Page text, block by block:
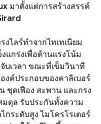
มาตั้งแต่การสร้างสรรค์
ไลร์ทำจากไทเทเนียม
แกร่งเพื่อต้านแรงโน้ม
บเวลา ขณะที่เข็มวินาที
งค์ประกอบของคาลิเบอร์
ชุดเฟือง สะพาน และกรง
ดุล รับประกันทั้งความ
ระดับสูง ไมโครโรเตอร์